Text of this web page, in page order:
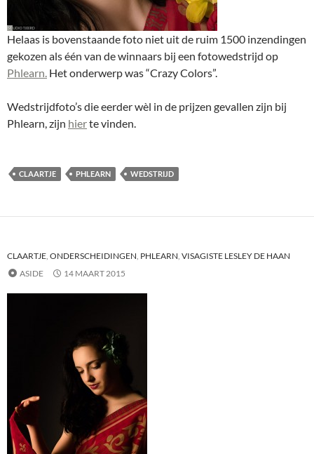
Helaas is bovenstaande foto niet uit de ruim 1500 inzendingen
gekozen als één van de winnaars bij een fotowedstrijd op
Phlearn. Het onderwerp was “Crazy Colors”.
Wedstrijdfoto’s die eerder wèl in de prijzen gevallen zijn bij
Phlearn, zijn hierte vinden.
CLAARTJE PHLEARN WEDSTRIJD
CLAARTJE ONDERSCHEIDINGEN PHLEARN VISAGISTE LESLEY DE HAAN
ASIDE
14 MAART 2015